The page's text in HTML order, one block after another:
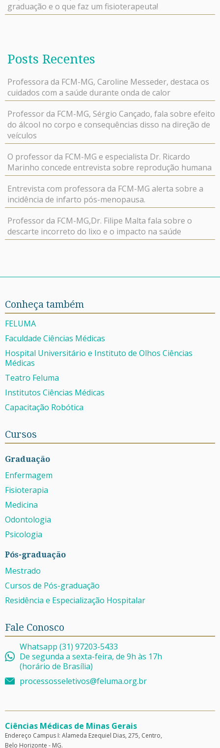
graduação e o que faz um fisioterapeuta!
Posts Recentes
Professora da FCM-MG, Caroline Messeder, destaca os
cuidados com a saúde durante onda de calor
Professor da FCM-MG, Sérgio Cançado, fala sobre efeito
do álcool no corpo e consequências disso na direção de
veículos
O professor da FCM-MG e especialista Dr. Ricardo
Marinho concede entrevista sobre reprodução humana
Entrevista com professora da FCM-MG alerta sobre a
incidência de infarto pós-menopausa.
Professor da FCM-MG,Dr. Filipe Malta fala sobre o
descarte incorreto do lixo e o impacto na saúde
Conheça também
FELUMA
Faculdade Ciências Médicas
Hospital Universitário e Instituto de Olhos Ciências
Médicas
Teatro Feluma
Institutos Ciências Médicas
Capacitação Robótica
Cursos
Graduação
Enfermagem
Fisioterapia
Medicina
Odontologia
Psicologia
Pós-graduação
Mestrado
Cursos de Pós-graduação
Residência e Especialização Hospitalar
Fale Conosco
Whatsapp (31) 97203-5433
De segunda a sexta-feira, de 9h às 17h
(horário de Brasília)
processosseletivos@feluma.org.br
Ciências Médicas de Minas Gerais
Endereço Campus I: Alameda Ezequiel Dias, 275, Centro,
Belo Horizonte - MG.